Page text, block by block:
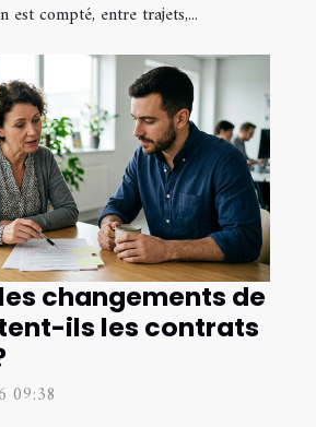
est compté, entre trajets,...
changements de
ils les contrats
09:38